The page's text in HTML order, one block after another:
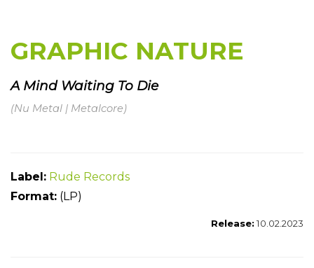
GRAPHIC NATURE
A Mind Waiting To Die
(Nu Metal | Metalcore)
Label: Rude Records
Format: (LP)
Release:10.02.2023